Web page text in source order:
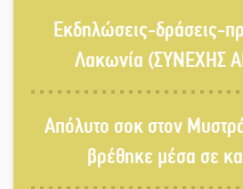
δίνει
Λαχίου
ξεσκέπασε η
Εκδηλώσεις-δράσεις-
Λακωνία (ΣΥΝΕΧΗΣ
Απόλυτο σοκ στον
βρέθηκε μέσα σε